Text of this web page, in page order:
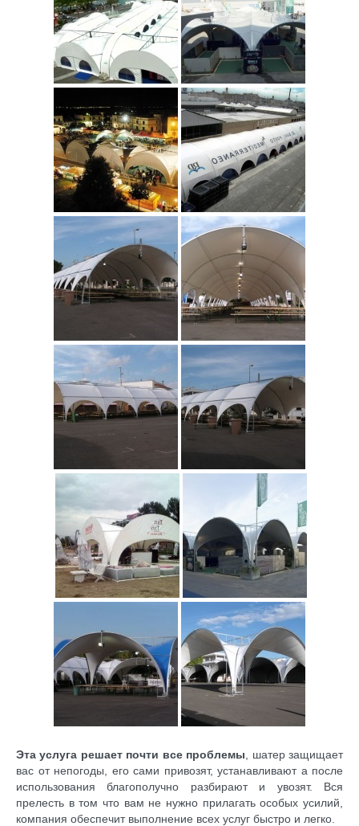
Эта услуга решает почти все проблемы , шатер защищает
вас от непогоды, его сами привозят, устанавливают а после
использования благополучно разбирают и увозят. Вся
прелесть в том что вам не нужно прилагать особых усилий,
компания обеспечит выполнение всех услуг быстро и легко.